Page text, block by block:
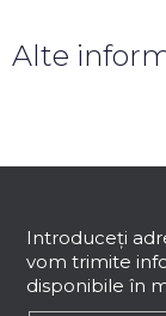
Alte
Introduceţi
vom trimite
disponibile în